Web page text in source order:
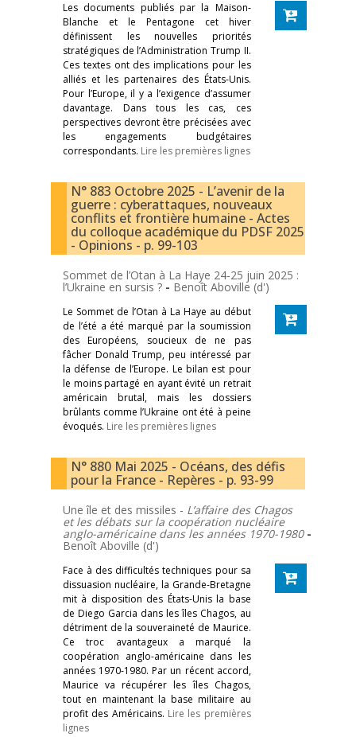
Les documents publiés par la Maison-
Blanche et le Pentagone cet hiver
définissent les nouvelles priorités
stratégiques de l’Administration Trump II.
Ces textes ont des implications pour les
alliés et les partenaires des États-Unis.
Pour l’Europe, il y a l’exigence d’assumer
davantage. Dans tous les cas, ces
perspectives devront être précisées avec
les engagements budgétaires
correspondants. Lire les premières lignes
N° 883 Octobre 2025 - L’avenir de la
guerre : cyberattaques, nouveaux
conflits et frontière humaine - Actes
du colloque académique du PDSF 2025
- Opinions - p. 99-103
Sommet de l’Otan à La Haye 24-25 juin 2025 :
l’Ukraine en sursis ? - Benoît Aboville (d')
Le Sommet de l’Otan à La Haye au début
de l’été a été marqué par la soumission
des Européens, soucieux de ne pas
fâcher Donald Trump, peu intéressé par
la défense de l’Europe. Le bilan est pour
le moins partagé en ayant évité un retrait
américain brutal, mais les dossiers
brûlants comme l’Ukraine ont été à peine
évoqués. Lire les premières lignes
N° 880 Mai 2025 - Océans, des défis
pour la France - Repères - p. 93-99
Une île et des missiles - L’affaire des Chagos
et les débats sur la coopération nucléaire
anglo-américaine dans les années 1970-1980 -
Benoît Aboville (d')
Face à des difficultés techniques pour sa
dissuasion nucléaire, la Grande-Bretagne
mit à disposition des États-Unis la base
de Diego Garcia dans les îles Chagos, au
détriment de la souveraineté de Maurice.
Ce troc avantageux a marqué la
coopération anglo-américaine dans les
années 1970-1980. Par un récent accord,
Maurice va récupérer les îles Chagos,
tout en maintenant la base militaire au
profit des Américains. Lire les premières
lignes